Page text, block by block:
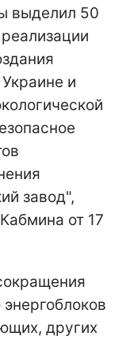
выделил 50
и
завод",
от 17
других